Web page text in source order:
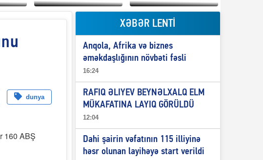
“Qeyri-səlis məntiq və
dil-nitq” elmimizə
Elşad Abdullayevin
erməniləri
maliyyələşdirən oğlu
niyə Azərbaycana
ekstradisiya olunmur?
dunya
160 ABŞ
XƏBƏR LENTİ
Anqola, Afrika və biznes
əməkdaşlığının növbəti fəsli
16:24
RAFIQ ƏLIYEV BEYNƏLXALQ ELM
MÜKAFATINA LAYIQ GÖRÜLDÜ
12:04
Dahi şairin vəfatının 115 illiyinə
həsr olunan layihəyə start verildi